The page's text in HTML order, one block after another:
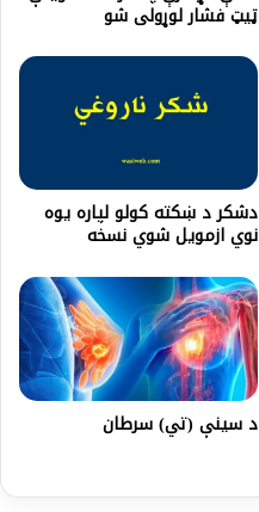
ټیټ فشار لوړولی شو
دشکر د ښکته کولو لپاره يوه
نوي ازمویل شوي نسخه
د سینې (تي) سرطان